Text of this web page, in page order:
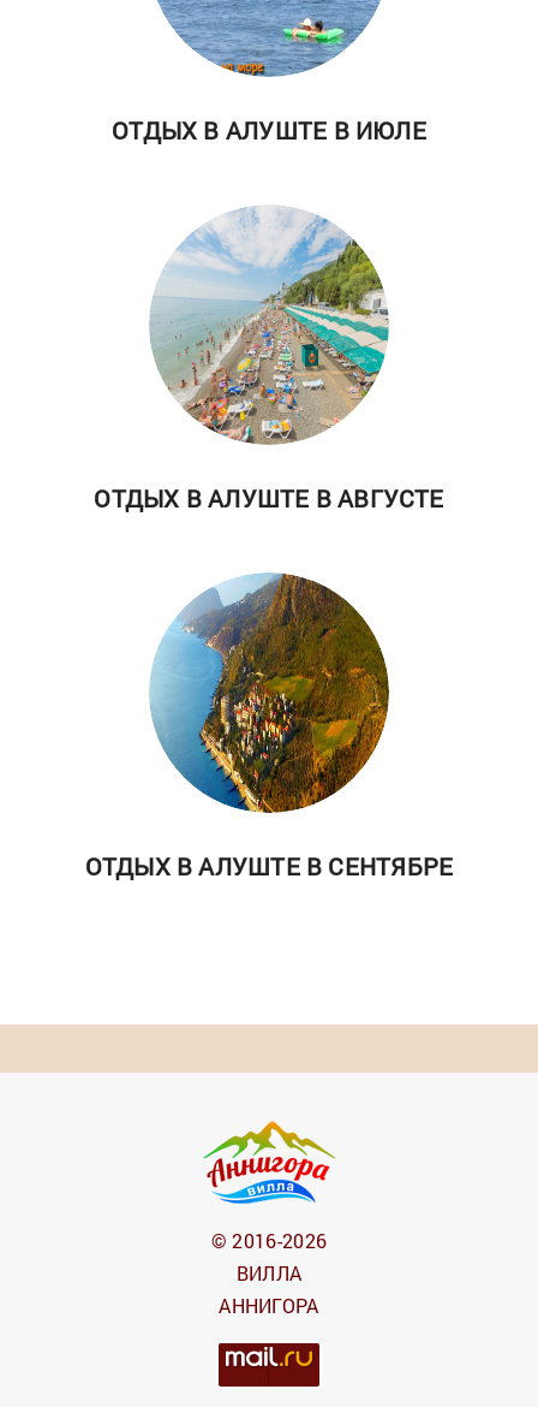
ОТДЫХ В АЛУШТЕ В ИЮЛЕ
ОТДЫХ В АЛУШТЕ В АВГУСТЕ
ОТДЫХ В АЛУШТЕ В СЕНТЯБРЕ
© 2016-2026
ВИЛЛА
АННИГОРА